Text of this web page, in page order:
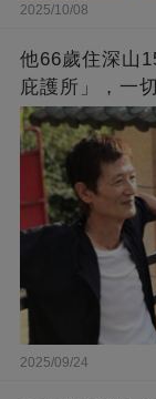
2025/10/08
他66歲住深山
庇護所」，一
2025/09/24